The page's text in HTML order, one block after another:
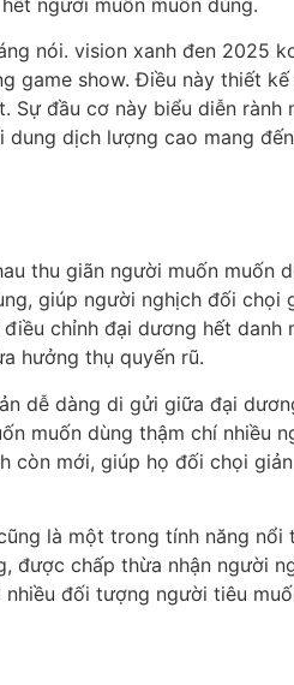
nói. vision xanh đen 2025
show. Điều này thiết
đầu cơ này biểu diễn rành
dịch lượng cao mang
thu giãn người muốn muốn
giúp người nghịch đối
chỉnh đại dương hết danh
hưởng thụ quyến rũ.
dễ dàng di gửi giữa đại
muốn dùng thậm chí nhiều
mới, giúp họ đối chọi
là một trong tính năng
chấp thừa nhận người
đối tượng người tiêu